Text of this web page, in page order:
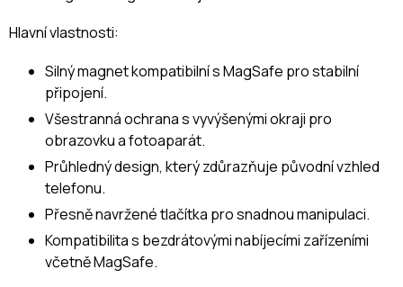
Hlavní vlastnosti:
Silný magnet kompatibilní s MagSafe pro stabilní
připojení.
Všestranná ochrana s vyvýšenými okraji pro
obrazovku a fotoaparát.
Průhledný design, který zdůrazňuje původní vzhled
telefonu.
Přesně navržené tlačítka pro snadnou manipulaci.
Kompatibilita s bezdrátovými nabíjecími zařízeními
včetně MagSafe.